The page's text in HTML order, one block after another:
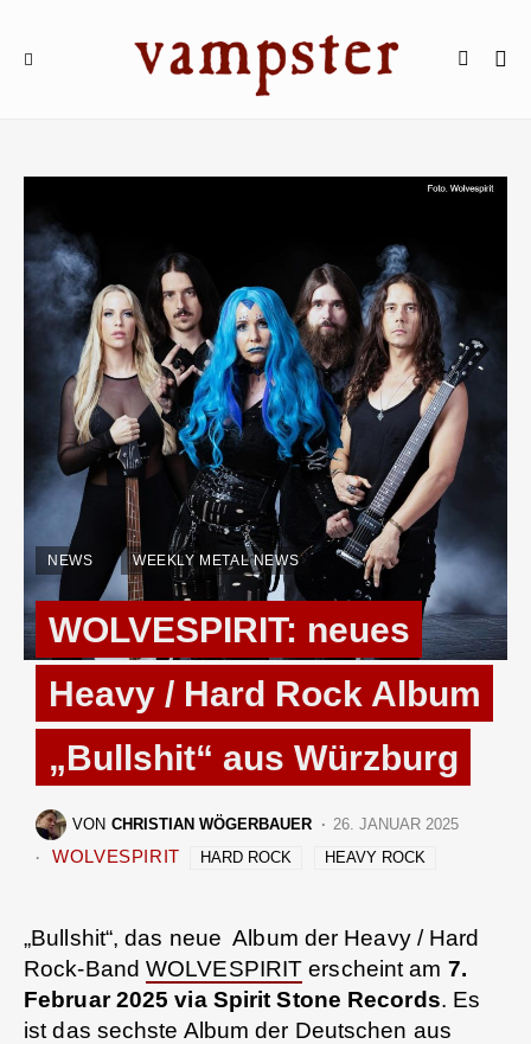
NEWS WEEKLY METAL NEWS
WOLVESPIRIT: neues
Heavy / Hard Rock Album
„Bullshit“ aus Würzburg
VON CHRISTIAN WÖGERBAUER 26. JANUAR 2025
WOLVESPIRIT HARD ROCK HEAVY ROCK
„Bullshit“, das neue Album der Heavy / Hard
Rock-Band WOLVESPIRIT erscheint am 7.
Februar 2025 via Spirit Stone Records. Es
ist das sechste Album der Deutschen aus